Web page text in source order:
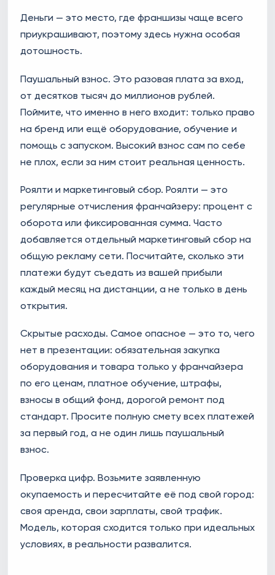
Деньги — это место, где франшизы чаще всего
приукрашивают, поэтому здесь нужна особая
дотошность.
Паушальный взнос. Это разовая плата за вход,
от десятков тысяч до миллионов рублей.
Поймите, что именно в него входит: только право
на бренд или ещё оборудование, обучение и
помощь с запуском. Высокий взнос сам по себе
не плох, если за ним стоит реальная ценность.
Роялти и маркетинговый сбор. Роялти — это
регулярные отчисления франчайзеру: процент с
оборота или фиксированная сумма. Часто
добавляется отдельный маркетинговый сбор на
общую рекламу сети. Посчитайте, сколько эти
платежи будут съедать из вашей прибыли
каждый месяц на дистанции, а не только в день
открытия.
Скрытые расходы. Самое опасное — это то, чего
нет в презентации: обязательная закупка
оборудования и товара только у франчайзера
по его ценам, платное обучение, штрафы,
взносы в общий фонд, дорогой ремонт под
стандарт. Просите полную смету всех платежей
за первый год, а не один лишь паушальный
взнос.
Проверка цифр. Возьмите заявленную
окупаемость и пересчитайте её под свой город:
своя аренда, свои зарплаты, свой трафик.
Модель, которая сходится только при идеальных
условиях, в реальности развалится.